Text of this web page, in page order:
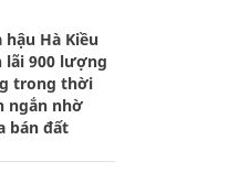
hậu Hà Kiều
lãi 900 lượng
trong thời
ngắn nhờ
bán đất